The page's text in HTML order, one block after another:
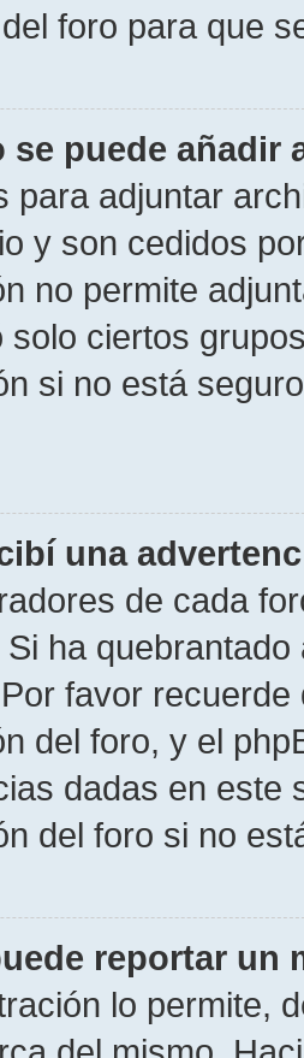
foro para que
se puede añadir
para adjuntar
y son cedidos
no permite
solo ciertos
si no está
una
de cada
ha
favor
del foro, y el
dadas en este
del foro si no
reportar un
lo permite,